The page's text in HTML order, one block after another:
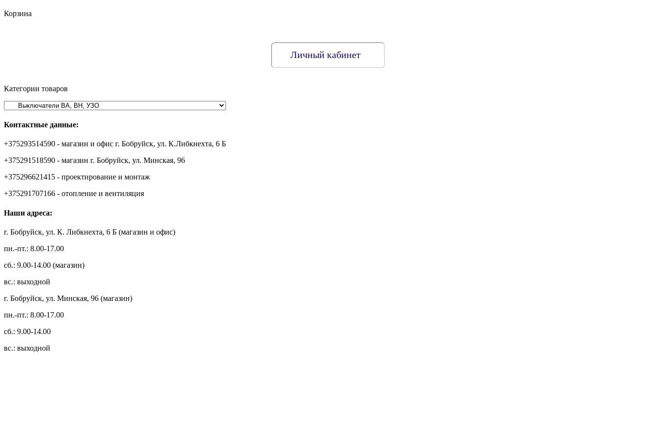
Корзина
Личный кабинет
Категории товаров
Контактные данные:
+375293514590 - магазин и офис г. Бобруйск, ул. К.Либкнехта, 6 Б
+375291518590 - магазин г. Бобруйск, ул. Минская, 96
+375296621415 - проектирование и монтаж
+375291707166 - отопление и вентиляция
Наши адреса:
г. Бобруйск, ул. К. Либкнехта, 6 Б (магазин и офис)
пн.-пт.: 8.00-17.00
сб.: 9.00-14.00 (магазин)
вс.: выходной
г. Бобруйск, ул. Минская, 96 (магазин)
пн.-пт.: 8.00-17.00
сб.: 9.00-14.00
вс.: выходной